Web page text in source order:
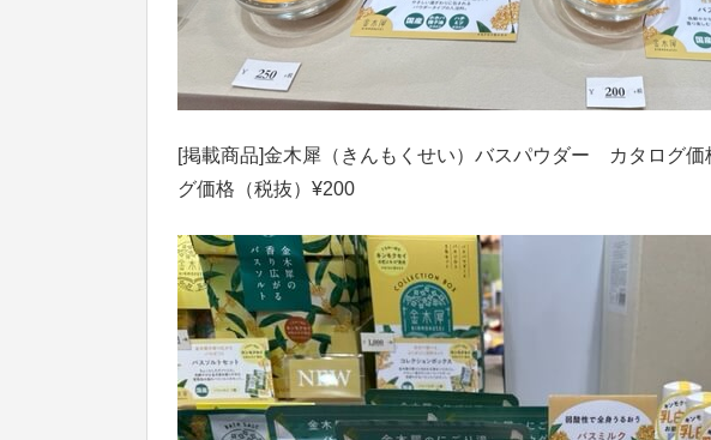
[掲載商品]金木犀（きんもくせい）バスパウダー カタログ
グ価格（税抜）¥200